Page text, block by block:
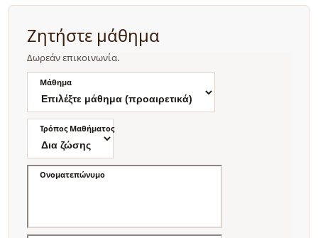
Ζητήστε μάθημα
Δωρεάν επικοινωνία.
Μάθημα
Τρόπος Μαθήματος
Ονοματεπώνυμο